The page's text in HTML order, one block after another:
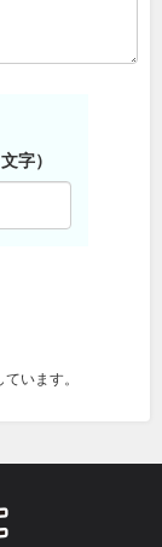
字）
います。